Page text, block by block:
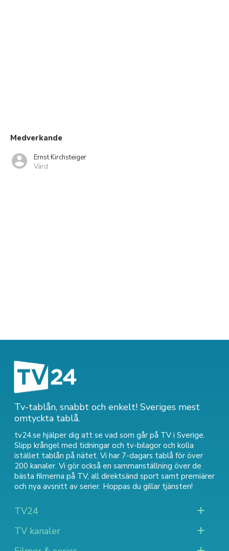
Medverkande
Ernst Kirchsteiger
Värd
Tv-tablån, snabbt och enkelt! Sveriges mest
omtyckta tablå.
tv24.se hjälper dig att se vad som går på TV i Sverige.
Slipp krångel med tidningar och tv-bilagor och kolla
istället tablån på nätet. Vi har 7-dagars tablå för över
200 kanaler. Vi gör också en sammanställning över de
bästa filmerna på TV, all direktsänd sport samt premiärer
och nya avsnitt av serier. Hoppas du gillar tjänsten!
TV24
TV kanaler